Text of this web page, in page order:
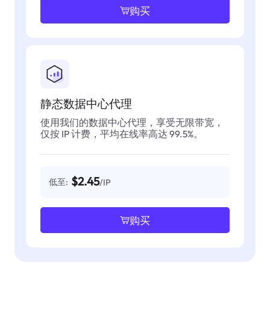
购买
静态数据中心代理
使用我们的数据中心代理，享受无限带宽，
仅按 IP 计费，平均在线率高达 99.5%。
低至: $2.45/IP
购买